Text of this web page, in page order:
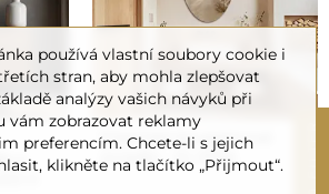
s
II
Eliptické koupelnové
zrcadlo - ELIPSA
používá vlastní soubory cookie i
stran, aby mohla zlepšovat
analýzy vašich návyků při
vám zobrazovat reklamy
preferencím. Chcete-li s jejich
klikněte na tlačítko „Přijmout“.